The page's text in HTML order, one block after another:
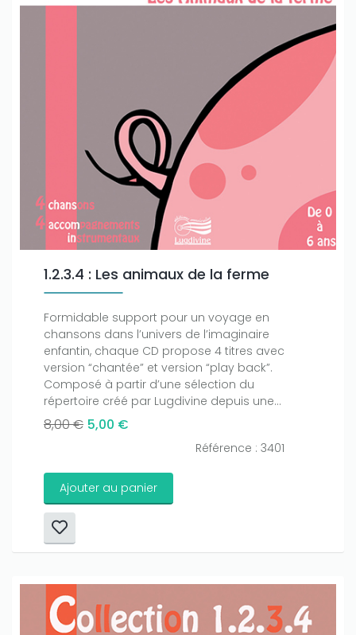
1.2.3.4 : Les animaux de la ferme
Formidable support pour un voyage en
chansons dans l’univers de l’imaginaire
enfantin, chaque CD propose 4 titres avec
version “chantée” et version “play back”.
Composé à partir d’une sélection du
répertoire créé par Lugdivine depuis une...
8,00 € 5,00 €
Référence : 3401
Ajouter au panier